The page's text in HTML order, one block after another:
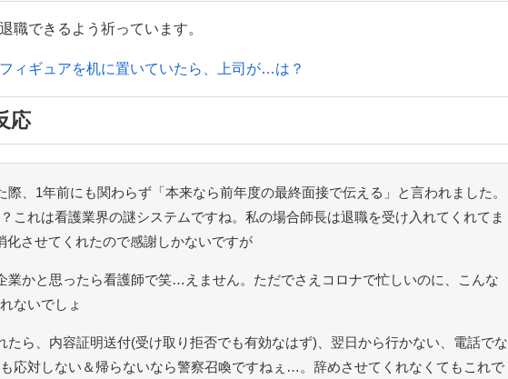
職できるよう祈っています。
ィギュアを机に置いていたら、上司が…は？
応
際、1年前にも関わらず「本来なら前年度の最終面接で伝える」と言われました。
これは看護業界の謎システムですね。私の場合師長は退職を受け入れてくれてま
化させてくれたので感謝しかないですが
業かと思ったら看護師で笑…えません。ただでさえコロナで忙しいのに、こんな
ないでしょ
たら、内容証明送付(受け取り拒否でも有効なはず)、翌日から行かない、電話でな
応対しない＆帰らないなら警察召喚ですねぇ…。辞めさせてくれなくてもこれで